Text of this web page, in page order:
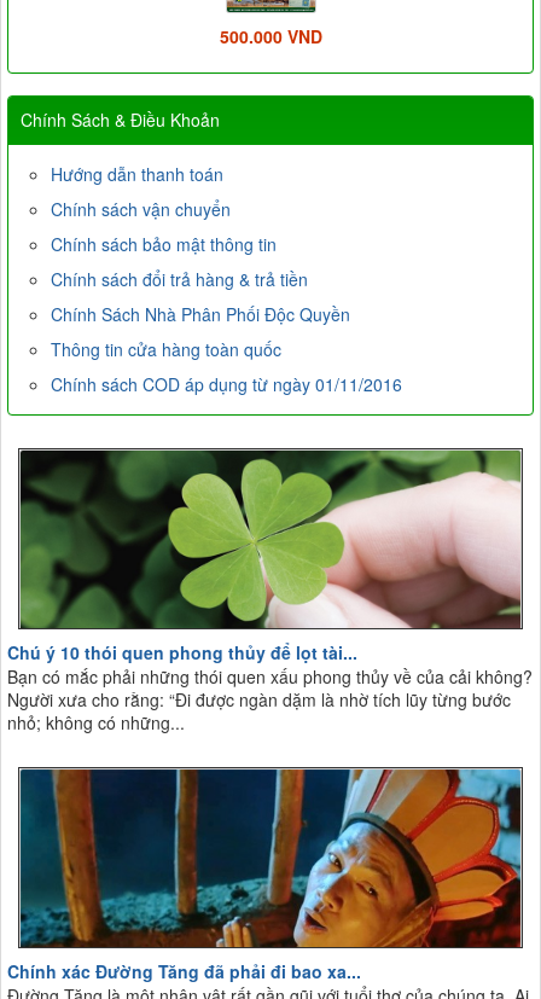
500.000 VND
Chính Sách & Điều Khoản
Hướng dẫn thanh toán
Chính sách vận chuyển
Chính sách bảo mật thông tin
Chính sách đổi trả hàng & trả tiền
Chính Sách Nhà Phân Phối Độc Quyền
Thông tin cửa hàng toàn quốc
Chính sách COD áp dụng từ ngày 01/11/2016
Chú ý 10 thói quen phong thủy để lọt tài...
Bạn có mắc phải những thói quen xấu phong thủy về của cải không?
Người xưa cho rằng: “Đi được ngàn dặm là nhờ tích lũy từng bước
nhỏ; không có những...
Chính xác Đường Tăng đã phải đi bao xa...